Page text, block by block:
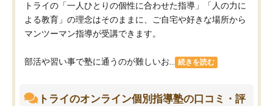
トライの「一人ひとりの個性に合わせた指導」「人の力に
よる教育」の理念はそのままに、ご自宅や好きな場所から
マンツーマン指導が受講できます。
部活や習い事で塾に通うのが難しいお... 続きを読む
トライのオンライン個別指導塾の口コミ・評